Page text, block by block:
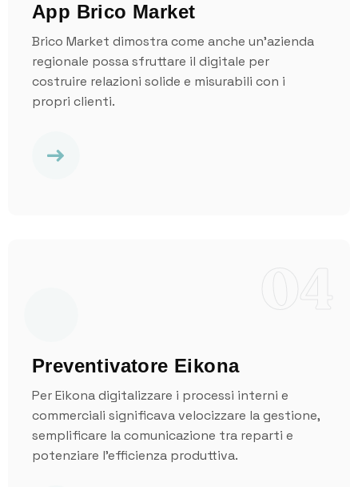
App Brico Market
Brico Market dimostra come anche un’azienda
regionale possa sfruttare il digitale per
costruire relazioni solide e misurabili con i
propri clienti.
Preventivatore Eikona
Per Eikona digitalizzare i processi interni e
commerciali significava velocizzare la gestione,
semplificare la comunicazione tra reparti e
potenziare l’efficienza produttiva.